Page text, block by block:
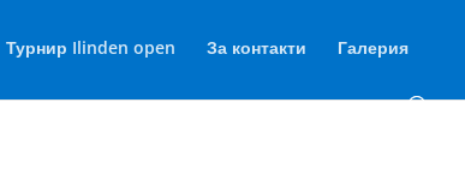
Турнир Ilinden open За контакти Галерия